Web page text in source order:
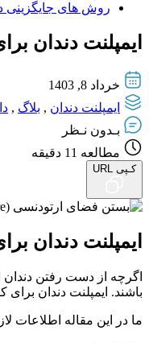
روش های جایگزینی
ایمپلنت دندان
خرداد 8, 1403
ایمپلنت دندان , بلاگ ,
بـدون نـظر
مطالعه 11 دقیقه
کـپی URL
ایمپلنت دندان
اگرچه از دست رفتن دندان
باشند. ایمپلنت دندان
ما در این مقاله اطلاعات